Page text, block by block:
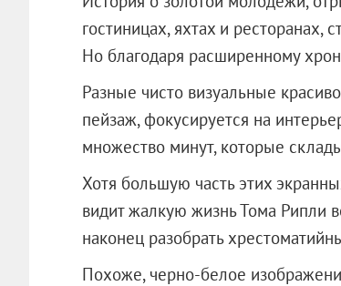
гостиницах, яхтах и ресторанах,
Но благодаря расширенному
Разные чисто визуальные
пейзаж, фокусируется на
множество минут, которые
Хотя большую часть этих
видит жалкую жизнь Тома Рипли
наконец разобрать
Похоже, черно-белое